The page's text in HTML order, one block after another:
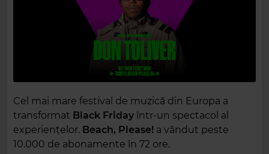
Cel mai mare festival de muzică din Europa a
transformat Black Friday într-un spectacol al
experiențelor. Beach, Please! a vândut peste
10.000 de abonamente în 72 ore.